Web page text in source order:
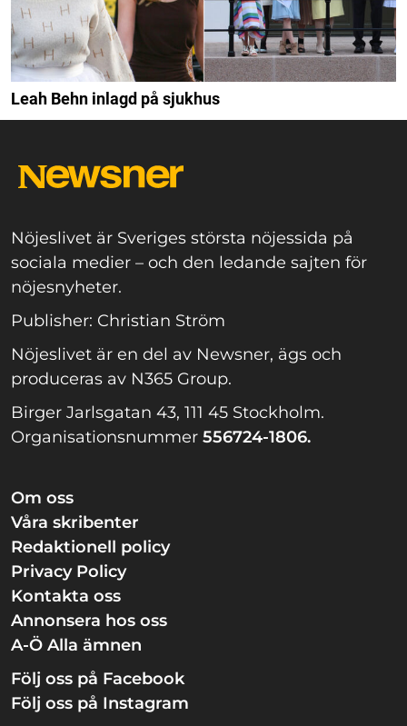
Leah Behn inlagd på sjukhus
Nöjeslivet är Sveriges största nöjessida på
sociala medier – och den ledande sajten för
nöjesnyheter.
Publisher: Christian Ström
Nöjeslivet är en del av Newsner, ägs och
produceras av N365 Group.
Birger Jarlsgatan 43, 111 45 Stockholm.
Organisationsnummer 556724-1806.
Om oss
Våra skribenter
Redaktionell policy
Privacy Policy
Kontakta oss
Annonsera hos oss
A-Ö Alla ämnen
Följ oss på Facebook
Följ oss på Instagram